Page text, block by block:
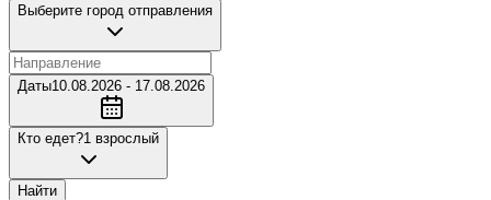
Выберите город отправления
Даты10.08.2026 - 17.08.2026
Кто едет?1 взрослый
Найти